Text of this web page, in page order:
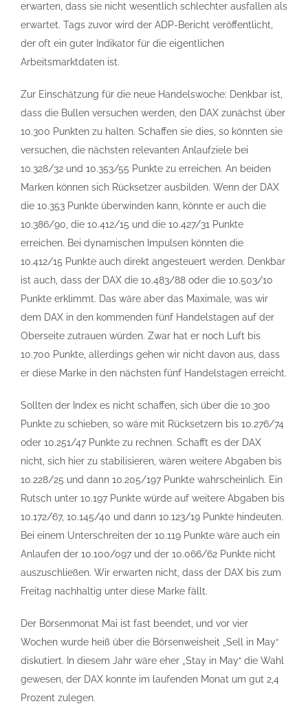
erwarten, dass sie nicht wesentlich schlechter ausfallen als
erwartet. Tags zuvor wird der ADP-Bericht veröffentlicht,
der oft ein guter Indikator für die eigentlichen
Arbeitsmarktdaten ist.
Zur Einschätzung für die neue Handelswoche: Denkbar ist,
dass die Bullen versuchen werden, den DAX zunächst über
10.300 Punkten zu halten. Schaffen sie dies, so könnten sie
versuchen, die nächsten relevanten Anlaufziele bei
10.328/32 und 10.353/55 Punkte zu erreichen. An beiden
Marken können sich Rücksetzer ausbilden. Wenn der DAX
die 10.353 Punkte überwinden kann, könnte er auch die
10.386/90, die 10.412/15 und die 10.427/31 Punkte
erreichen. Bei dynamischen Impulsen könnten die
10.412/15 Punkte auch direkt angesteuert werden. Denkbar
ist auch, dass der DAX die 10.483/88 oder die 10.503/10
Punkte erklimmt. Das wäre aber das Maximale, was wir
dem DAX in den kommenden fünf Handelstagen auf der
Oberseite zutrauen würden. Zwar hat er noch Luft bis
10.700 Punkte, allerdings gehen wir nicht davon aus, dass
er diese Marke in den nächsten fünf Handelstagen erreicht.
Sollten der Index es nicht schaffen, sich über die 10.300
Punkte zu schieben, so wäre mit Rücksetzern bis 10.276/74
oder 10.251/47 Punkte zu rechnen. Schafft es der DAX
nicht, sich hier zu stabilisieren, wären weitere Abgaben bis
10.228/25 und dann 10.205/197 Punkte wahrscheinlich. Ein
Rutsch unter 10.197 Punkte würde auf weitere Abgaben bis
10.172/67, 10.145/40 und dann 10.123/19 Punkte hindeuten.
Bei einem Unterschreiten der 10.119 Punkte wäre auch ein
Anlaufen der 10.100/097 und der 10.066/62 Punkte nicht
auszuschließen. Wir erwarten nicht, dass der DAX bis zum
Freitag nachhaltig unter diese Marke fällt.
Der Börsenmonat Mai ist fast beendet, und vor vier
Wochen wurde heiß über die Börsenweisheit „Sell in May“
diskutiert. In diesem Jahr wäre eher „Stay in May“ die Wahl
gewesen, der DAX konnte im laufenden Monat um gut 2,4
Prozent zulegen.